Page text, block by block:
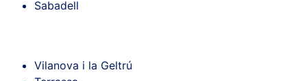
Sabadell
Vilanova i la Geltrú